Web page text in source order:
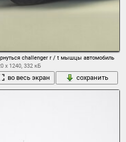
challenger r / t мышцы автомобиль
x 1240, 332 кБ
во весь экран сохранить